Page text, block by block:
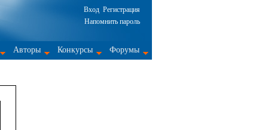
Вход Регистрация
Напомнить пароль
Авторы Конкурсы Форумы